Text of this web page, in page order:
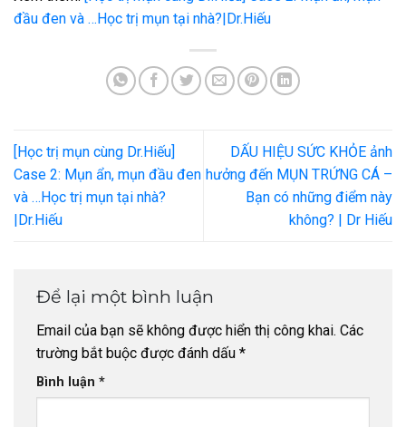
đầu đen và …Học trị mụn tại nhà?|Dr.Hiếu
[Học trị mụn cùng Dr.Hiếu]
Case 2: Mụn ẩn, mụn đầu đen
và …Học trị mụn tại nhà?
|Dr.Hiếu
DẤU HIỆU SỨC KHỎE ảnh
hưởng đến MỤN TRỨNG CÁ –
Bạn có những điểm này
không? | Dr Hiếu
Để lại một bình luận
Email của bạn sẽ không được hiển thị công khai. Các
trường bắt buộc được đánh dấu *
Bình luận *